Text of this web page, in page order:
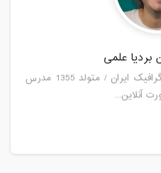
بردیا علمی
بردیا علمی هستم / عضو انجمن گرافیک ایران / متولد 1355 مدرس
آنلاین...